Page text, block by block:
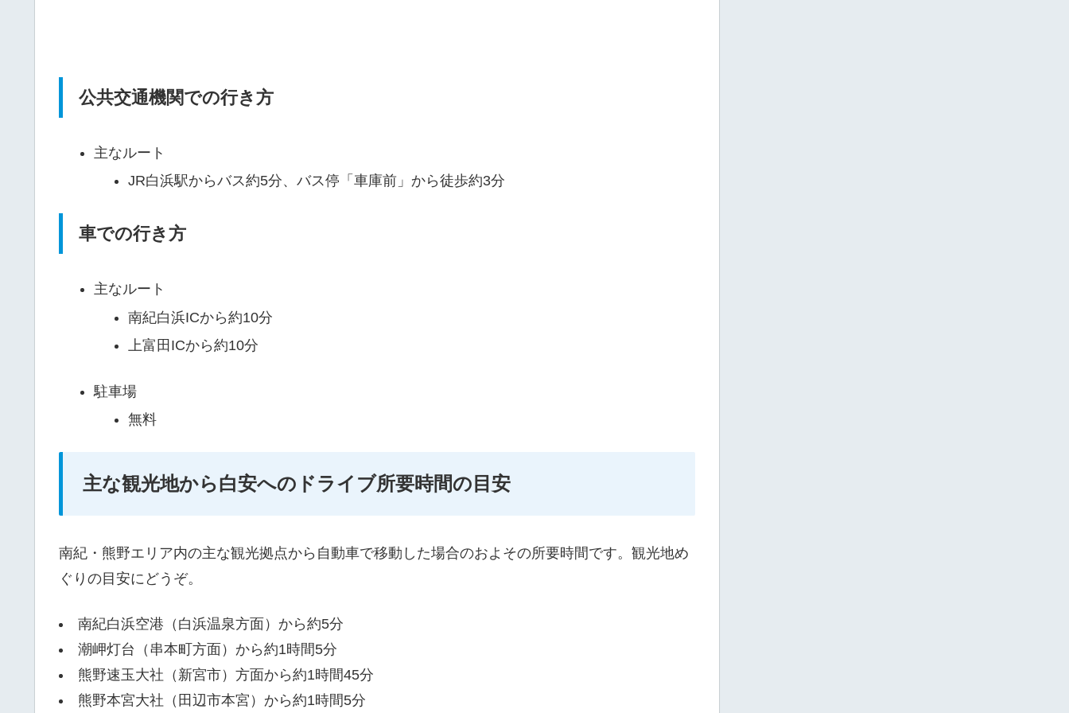
公共交通機関での行き方
主なルート
JR白浜駅からバス約5分、バス停「車庫前」から徒歩約3分
車での行き方
主なルート
南紀白浜ICから約10分
上富田ICから約10分
駐車場
無料
主な観光地から白安へのドライブ所要時間の目安
南紀・熊野エリア内の主な観光拠点から自動車で移動した場合のおよその所要時間です。観光地め
ぐりの目安にどうぞ。
南紀白浜空港（白浜温泉方面）から約5分
潮岬灯台（串本町方面）から約1時間5分
熊野速玉大社（新宮市）方面から約1時間45分
熊野本宮大社（田辺市本宮）から約1時間5分